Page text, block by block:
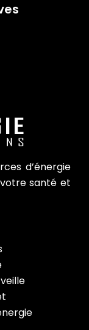
d’énergie
santé et